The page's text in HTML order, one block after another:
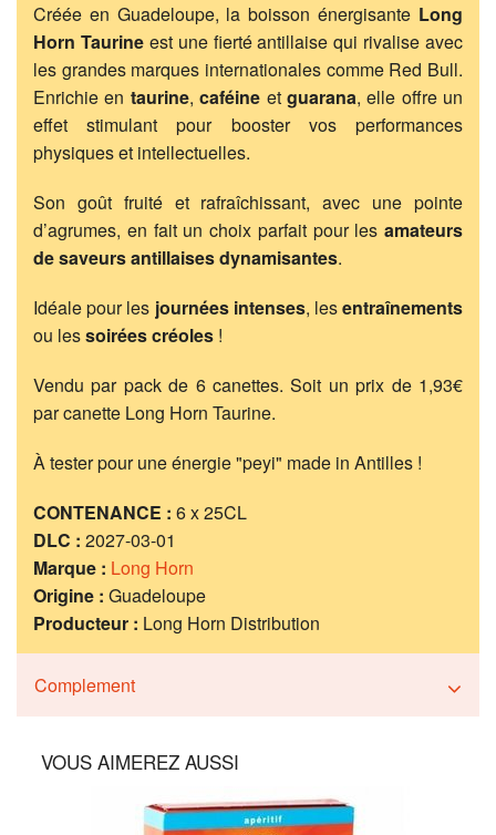
Créée en Guadeloupe, la boisson énergisante Long
Horn Taurineest une fierté antillaise qui rivalise avec
les grandes marques internationales comme Red Bull.
Enrichie en taurine,caféine et guarana, elle offre un
effet stimulant pour booster vos performances
physiques et intellectuelles.
Son goût fruité et rafraîchissant, avec une pointe
d’agrumes, en fait un choix parfait pour les amateurs
de saveurs antillaises dynamisantes.
Idéale pour les journées intenses, lesentraînements
ou lessoirées créoles !
Vendu par pack de 6 canettes. Soit un prix de 1,93€
par canette Long Horn Taurine.
À tester pour une énergie "peyi" made in Antilles !
CONTENANCE : 6 x 25CL
DLC : 2027-03-01
Marque : Long Horn
Origine : Guadeloupe
Producteur : Long Horn Distribution
Complement
VOUS AIMEREZ AUSSI